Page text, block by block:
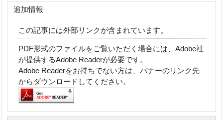
追加情報
この記事には外部リンクが含まれています。
PDF形式のファイルをご覧いただく場合には、Adobe社
が提供するAdobe Readerが必要です。
Adobe Readerをお持ちでない方は、バナーのリンク先
からダウンロードしてください。